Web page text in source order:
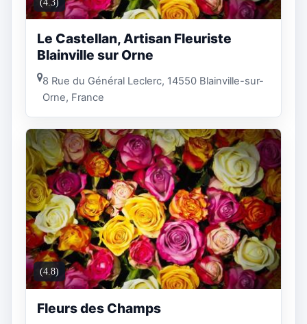
(4.3)
Le Castellan, Artisan Fleuriste
Blainville sur Orne
8 Rue du Général Leclerc, 14550 Blainville-sur-
Orne, France
(4.8)
Fleurs des Champs